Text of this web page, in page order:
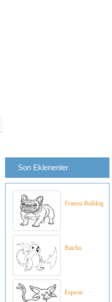
Son Eklenenler
Fransız Bulldog
Raichu
Espeon